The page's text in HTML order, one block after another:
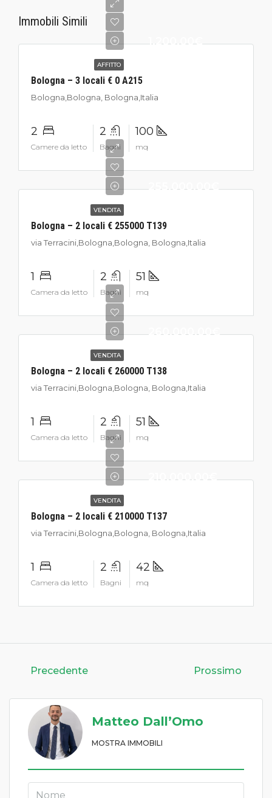
Immobili Simili
AFFITTO
1.200,00€
Bologna – 3 locali € 0 A215
Bologna,Bologna, Bologna,Italia
2
Camere da letto
2
Bagni
100
mq
VENDITA
255.000,00€
Bologna – 2 locali € 255000 T139
via Terracini,Bologna,Bologna, Bologna,Italia
1
Camera da letto
2
Bagni
51
mq
VENDITA
260.000,00€
Bologna – 2 locali € 260000 T138
via Terracini,Bologna,Bologna, Bologna,Italia
1
Camera da letto
2
Bagni
51
mq
VENDITA
210.000,00€
Bologna – 2 locali € 210000 T137
via Terracini,Bologna,Bologna, Bologna,Italia
1
Camera da letto
2
Bagni
42
mq
Precedente Prossimo
Matteo Dall’Omo
MOSTRA IMMOBILI